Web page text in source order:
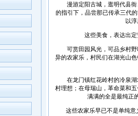
漫游定阳古城，逛明代县衙
的指引下，品尝那已传承三代
以
这些美食，表达出定
可赏田园风光，可品乡村野
异的农家乐，村民们在湖光山
在龙门镇红花岭村的冷泉湖
村理想；在母瑞山，革命菜和
满满的全是最纯正
这些农家乐早已不是单纯意